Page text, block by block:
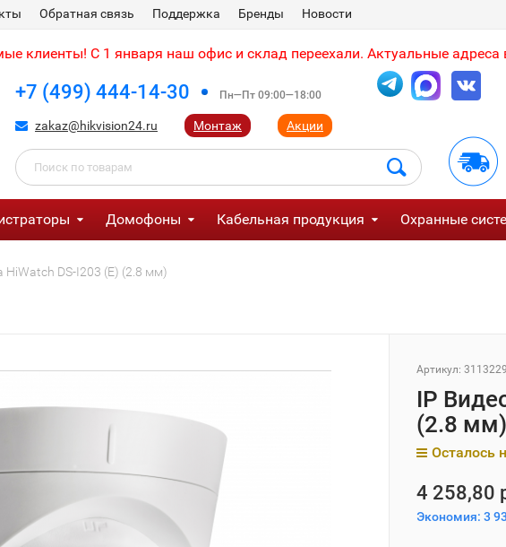
Обратная связь Поддержка Бренды Новости
клиенты! С 1 января наш офис и склад переехали. Актуальные адреса
+7 (499) 444-14-30 Пн—Пт 09:00—18:00
zakaz@hikvision24.ru Монтаж Акции
Домофоны Кабельная продукция Охранные
HiWatch DS-I203 (E) (2.8 мм)
Артикул:
IP
(2.8 мм)
Осталось
4 258,80
Экономия: 3